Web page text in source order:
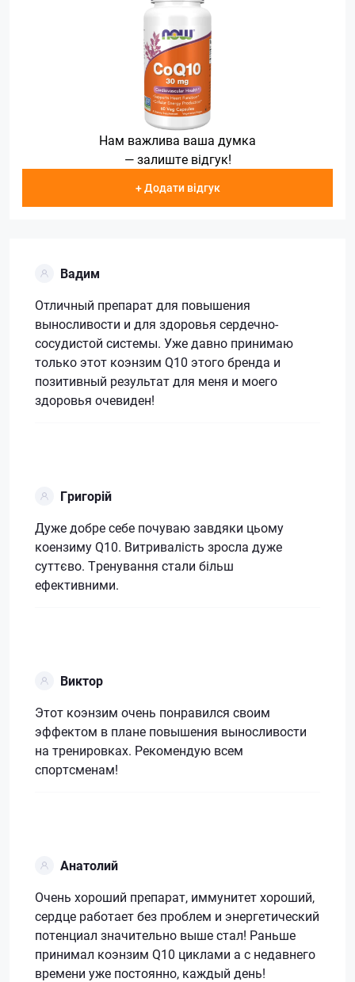
Нам важлива ваша думка
— залиште відгук!
+ Додати відгук
Вадим
Отличный препарат для повышения
выносливости и для здоровья сердечно-
сосудистой системы. Уже давно принимаю
только этот коэнзим Q10 этого бренда и
позитивный результат для меня и моего
здоровья очевиден!
Григорій
Дуже добре себе почуваю завдяки цьому
коензиму Q10. Витривалість зросла дуже
суттєво. Тренування стали більш
ефективними.
Виктор
Этот коэнзим очень понравился своим
эффектом в плане повышения выносливости
на тренировках. Рекомендую всем
спортсменам!
Анатолий
Очень хороший препарат, иммунитет хороший,
сердце работает без проблем и энергетический
потенциал значительно выше стал! Раньше
принимал коэнзим Q10 циклами а с недавнего
времени уже постоянно, каждый день!